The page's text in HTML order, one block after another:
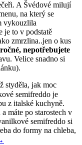
A Švédové milují
na který se
vykouzlila
je to v podstatě
zmrzlina..jen o kus
nepotřebujete
Velice snadno si
styděla, jak moc
semifreddo je
z italské kuchyně.
máte po starostech v
semifreddo si
do formy na chleba,